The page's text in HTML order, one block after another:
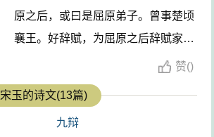
原之后，或曰是屈原弟子。曾事楚顷
襄王。好辞赋，为屈原之后辞赋家，
与唐勒、景差齐名。相传所作辞赋甚
多，《汉书·卷三十·艺文志第十》录
有赋16篇，今多亡佚。流传作品有
《九辨》、《风赋》、《高唐赋》、
赞()
宋玉的诗文(13篇)
九辩